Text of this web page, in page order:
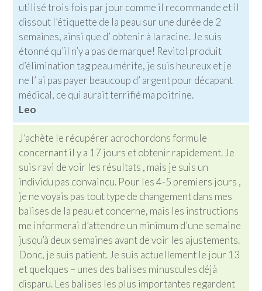
utilisé trois fois par jour comme il recommande et il
dissout l’étiquette de la peau sur une durée de 2
semaines, ainsi que d’ obtenir à la racine. Je suis
étonné qu’il n’y a pas de marque! Revitol produit
d’élimination tag peau mérite, je suis heureux et je
ne l’ ai pas payer beaucoup d’ argent pour décapant
médical, ce qui aurait terrifié ma poitrine.
Leo
J’achète le récupérer acrochordons formule
concernant il y a 17 jours et obtenir rapidement. Je
suis ravi de voir les résultats , mais je suis un
individu pas convaincu. Pour les 4-5 premiers jours ,
je ne voyais pas tout type de changement dans mes
balises de la peau et concerne, mais les instructions
me informerai d’attendre un minimum d’une semaine
jusqu’à deux semaines avant de voir les ajustements.
Donc, je suis patient. Je suis actuellement le jour 13
et quelques – unes des balises minuscules déjà
disparu. Les balises les plus importantes regardent